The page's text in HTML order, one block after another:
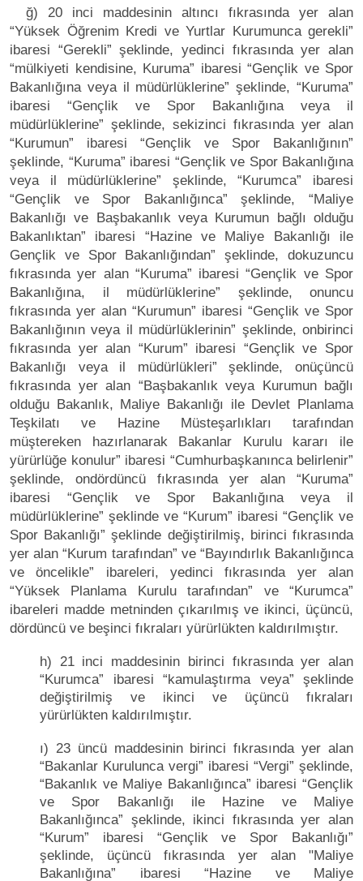
ğ) 20 inci maddesinin altıncı fıkrasında yer alan
“Yüksek Öğrenim Kredi ve Yurtlar Kurumunca gerekli”
ibaresi “Gerekli” şeklinde, yedinci fıkrasında yer alan
“mülkiyeti kendisine, Kuruma” ibaresi “Gençlik ve Spor
Bakanlığına veya il müdürlüklerine” şeklinde, “Kuruma”
ibaresi “Gençlik ve Spor Bakanlığına veya il
müdürlüklerine” şeklinde, sekizinci fıkrasında yer alan
“Kurumun” ibaresi “Gençlik ve Spor Bakanlığının”
şeklinde, “Kuruma” ibaresi “Gençlik ve Spor Bakanlığına
veya il müdürlüklerine” şeklinde, “Kurumca” ibaresi
“Gençlik ve Spor Bakanlığınca” şeklinde, “Maliye
Bakanlığı ve Başbakanlık veya Kurumun bağlı olduğu
Bakanlıktan” ibaresi “Hazine ve Maliye Bakanlığı ile
Gençlik ve Spor Bakanlığından” şeklinde, dokuzuncu
fıkrasında yer alan “Kuruma” ibaresi “Gençlik ve Spor
Bakanlığına, il müdürlüklerine” şeklinde, onuncu
fıkrasında yer alan “Kurumun” ibaresi “Gençlik ve Spor
Bakanlığının veya il müdürlüklerinin” şeklinde, onbirinci
fıkrasında yer alan “Kurum” ibaresi “Gençlik ve Spor
Bakanlığı veya il müdürlükleri” şeklinde, onüçüncü
fıkrasında yer alan “Başbakanlık veya Kurumun bağlı
olduğu Bakanlık, Maliye Bakanlığı ile Devlet Planlama
Teşkilatı ve Hazine Müsteşarlıkları tarafından
müştereken hazırlanarak Bakanlar Kurulu kararı ile
yürürlüğe konulur” ibaresi “Cumhurbaşkanınca belirlenir”
şeklinde, ondördüncü fıkrasında yer alan “Kuruma”
ibaresi “Gençlik ve Spor Bakanlığına veya il
müdürlüklerine” şeklinde ve “Kurum” ibaresi “Gençlik ve
Spor Bakanlığı” şeklinde değiştirilmiş, birinci fıkrasında
yer alan “Kurum tarafından” ve “Bayındırlık Bakanlığınca
ve öncelikle” ibareleri, yedinci fıkrasında yer alan
“Yüksek Planlama Kurulu tarafından” ve “Kurumca”
ibareleri madde metninden çıkarılmış ve ikinci, üçüncü,
dördüncü ve beşinci fıkraları yürürlükten kaldırılmıştır.
h) 21 inci maddesinin birinci fıkrasında yer alan
“Kurumca” ibaresi “kamulaştırma veya” şeklinde
değiştirilmiş ve ikinci ve üçüncü fıkraları
yürürlükten kaldırılmıştır.
ı) 23 üncü maddesinin birinci fıkrasında yer alan
“Bakanlar Kurulunca vergi” ibaresi “Vergi” şeklinde,
“Bakanlık ve Maliye Bakanlığınca” ibaresi “Gençlik
ve Spor Bakanlığı ile Hazine ve Maliye
Bakanlığınca” şeklinde, ikinci fıkrasında yer alan
“Kurum” ibaresi “Gençlik ve Spor Bakanlığı”
şeklinde, üçüncü fıkrasında yer alan "Maliye
Bakanlığına” ibaresi “Hazine ve Maliye